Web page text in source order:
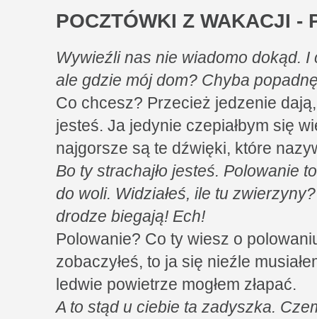
POCZTÓWKI Z WAKACJI -
Wywieźli nas nie wiadomo dokąd. I
ale gdzie mój dom? Chyba
Co chcesz? Przecież jedzenie
jesteś. Ja jedynie czepiałbym się
najgorsze są te dźwięki, które
Bo ty strachajło jesteś. Polowanie
do woli. Widziałeś, ile tu
drodze biegają! Ech!
Polowanie? Co ty wiesz o
zobaczyłeś, to ja się nieźle
ledwie powietrze mogłem złapać.
A to stąd u ciebie ta zadyszka.